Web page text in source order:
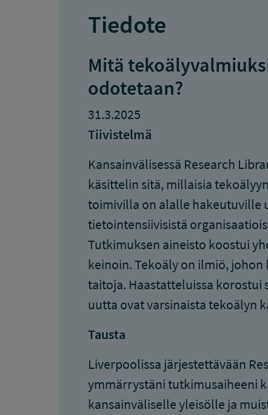
Tiedote
Mitä
odotetaan?
31.3.2025
Tiivistelmä
Kansainvälisessä Research
käsittelin sitä, millaisia
toimivilla on alalle hakeutuville
tietointensiivisistä
Tutkimuksen aineisto koostui
keinoin. Tekoäly on ilmiö,
taitoja. Haastatteluissa korostui
uutta ovat varsinaista tekoälyn
Tausta
Liverpoolissa järjestettävään
ymmärrystäni tutkimusaiheeni
kansainväliselle yleisölle ja